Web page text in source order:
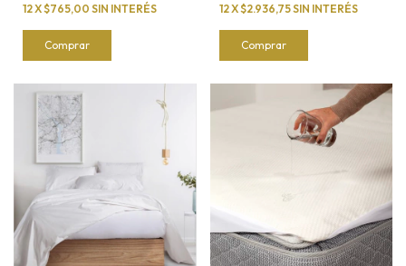
12X$765,00 SIN INTERÉS
Comprar
12X$2.936,75SIN INTERÉS
Comprar